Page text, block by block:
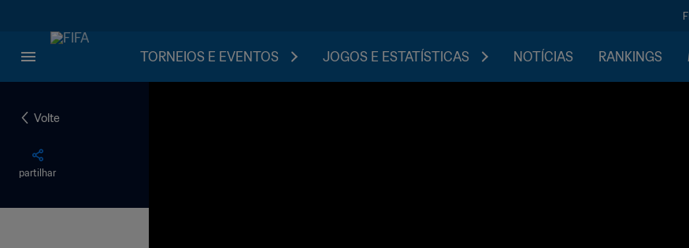
TORNEIOS E EVENTOS JOGOS E ESTATÍSTICAS NOTÍCIAS RANKINGS
Volte
partilhar